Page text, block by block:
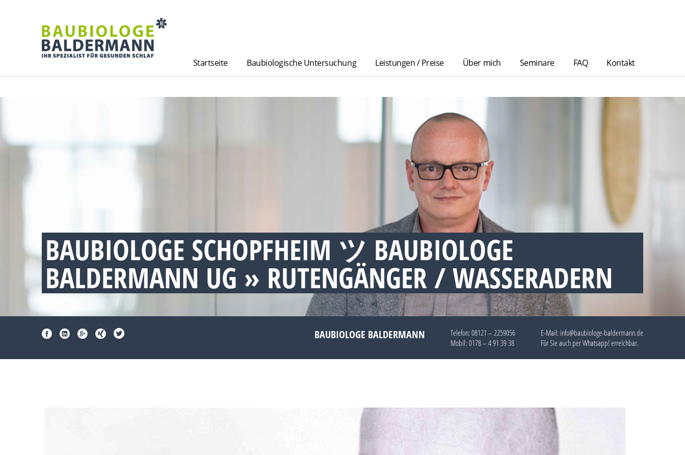
Startseite Baubiologische Untersuchung Leistungen / Preise Über mich Seminare FAQ Kontakt
BAUBIOLOGE SCHOPFHEIM ツ BAUBIOLOGE
BALDERMANN UG » RUTENGÄNGER / WASSERADERN
BAUBIOLOGE BALDERMANN Telefon: 08121 – 2259056
Mobil: 0178 – 4 91 39 38
E-Mail: info@baubiologe-baldermann.de
Für Sie auch perWhatsapp!erreichbar.